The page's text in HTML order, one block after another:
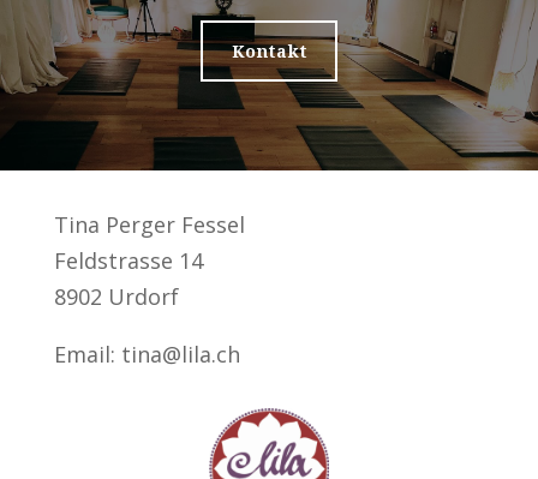
Kontakt
Tina Perger Fessel
Feldstrasse 14
8902 Urdorf
Email: tina@lila.ch